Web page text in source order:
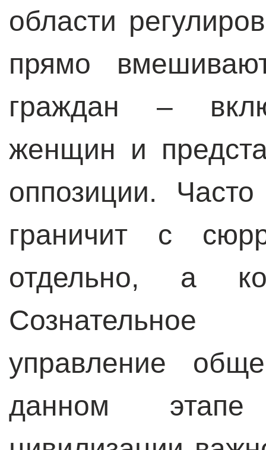
области
прямо
граждан –
женщин и
оппозиции.
граничит с
отдельно, а
Сознательное
управление
данном